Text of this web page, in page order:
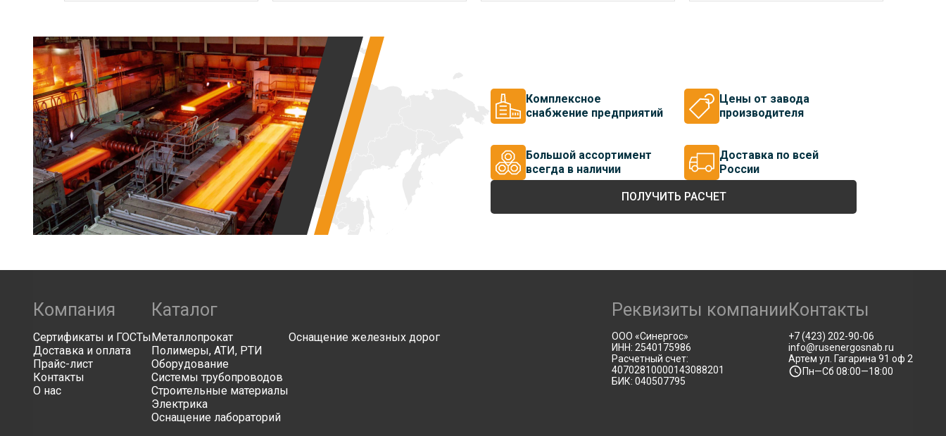
Комплексное
снабжение предприятий
Цены от завода
производителя
Большой ассортимент
всегда в наличии
Доставка по всей
России
ПОЛУЧИТЬ РАСЧЕТ
Компания
Сертификаты и ГОСТы
Доставка и оплата
Прайс-лист
Контакты
О нас
Каталог
Металлопрокат
Полимеры, АТИ, РТИ
Оборудование
Системы трубопроводов
Строительные материалы
Электрика
Оснащение лабораторий
Оснащение железных дорог
Реквизиты компании
ООО «Синергос»
ИНН: 2540175986
Расчетный счет:
40702810000143088201
БИК: 040507795
Контакты
+7 (423) 202-90-06
info@rusenergosnab.ru
Артем ул. Гагарина 91 оф 2
Пн—Сб 08:00—18:00